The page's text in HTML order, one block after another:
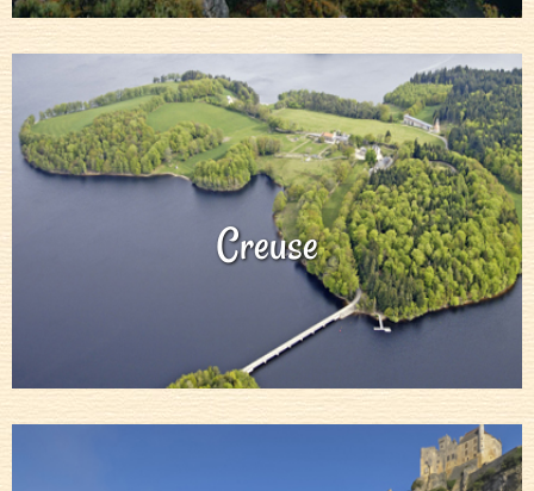
Creuse